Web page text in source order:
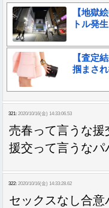
【地獄
トル発
【査定
掴まさ
321: 2020/10/16(金) 14:33:06.53
売春って言うな援
援交って言うなパ
322: 2020/10/16(金) 14:33:28.62
セックスなし合意